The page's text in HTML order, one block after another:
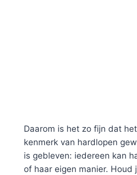
Daarom is het zo fijn dat
kenmerk van hardlopen
is gebleven: iedereen kan
of haar eigen manier. Houd